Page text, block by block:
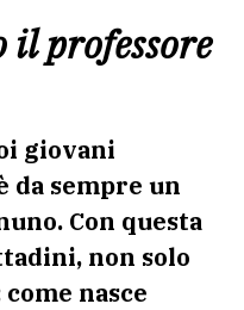
professore
giovani
sempre un
Con questa
non solo
nasce